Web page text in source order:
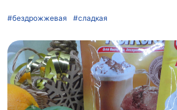
#бездрожжевая #сладкая